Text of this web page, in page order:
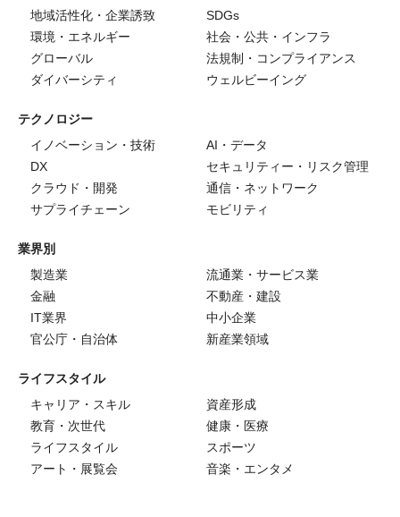
地域活性化・企業誘致
SDGs
環境・エネルギー
社会・公共・インフラ
グローバル
法規制・コンプライアンス
ダイバーシティ
ウェルビーイング
テクノロジー
イノベーション・技術
AI・データ
DX
セキュリティー・リスク管理
クラウド・開発
通信・ネットワーク
サプライチェーン
モビリティ
業界別
製造業
流通業・サービス業
金融
不動産・建設
IT業界
中小企業
官公庁・自治体
新産業領域
ライフスタイル
キャリア・スキル
資産形成
教育・次世代
健康・医療
ライフスタイル
スポーツ
アート・展覧会
音楽・エンタメ